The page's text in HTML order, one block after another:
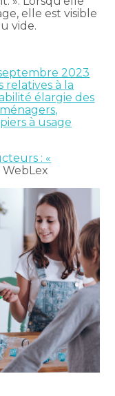
elle est visible
vide.
2023
relatives à la
élargie des
à usage
: «